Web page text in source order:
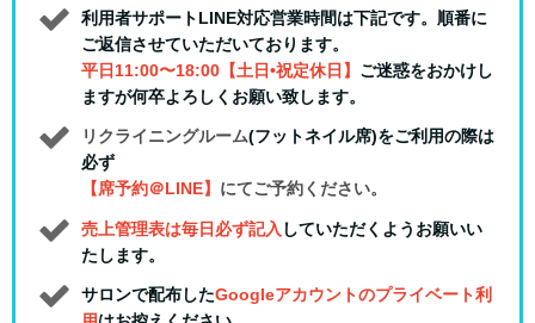
利用者サポートLINE対応営業時間は下記です。順番に
ご返信させていただいております。
平日11:00〜18:00【土日•祝定休日】 ご迷惑をおかけし
ますが何卒よろしくお願い致します。
リクライニングルーム(フットネイル席)をご利用の際は
必ず
【席予約＠LINE】 にてご予約ください。
売上管理表は毎日必ず記入 していただくようお願いい
たします。
サロンで配布したGoogleアカウントのプライベート利